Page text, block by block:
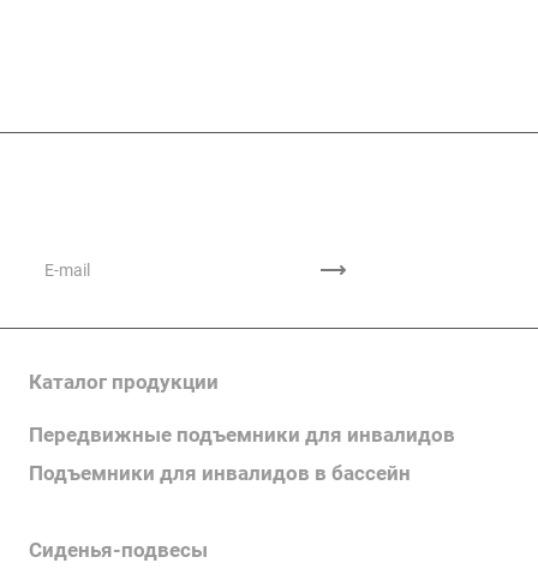
Каталог продукции
Передвижные подъемники для инвалидов
Подъемники для инвалидов в бассейн
Сиденья-подвесы